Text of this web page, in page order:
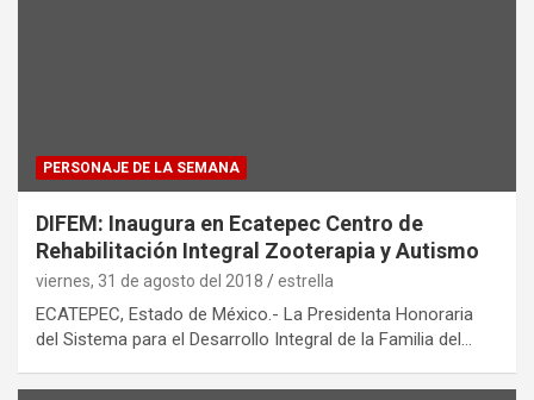
PERSONAJE DE LA SEMANA
DIFEM: Inaugura en Ecatepec Centro de
Rehabilitación Integral Zooterapia y Autismo
viernes, 31 de agosto del 2018 estrella
ECATEPEC, Estado de México.- La Presidenta Honoraria
del Sistema para el Desarrollo Integral de la Familia del…